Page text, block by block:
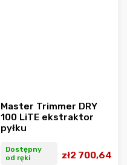
Master Trimmer DRY
100 LiTE ekstraktor
pyłku
Dostępny
od ręki
zł2 700,64